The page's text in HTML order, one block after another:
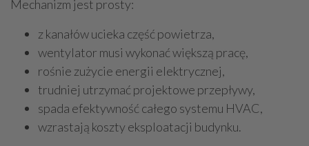
Mechanizm jest prosty:
z kanałów ucieka część powietrza,
wentylator musi wykonać większą pracę,
rośnie zużycie energii elektrycznej,
trudniej utrzymać projektowe przepływy,
spada efektywność całego systemu HVAC,
wzrastają koszty eksploatacji budynku.